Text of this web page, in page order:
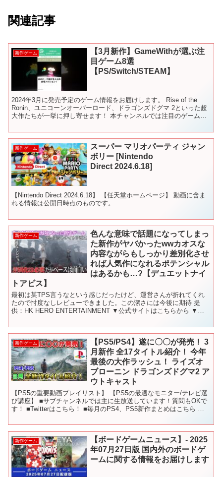
関連記事
新作ゲーム
【3月新作】GameWithが選ぶ注
目ゲーム8選
【PS/Switch/STEAM】
2024年3月に発売予定のゲーム情報をお届けします。 Rise of the
Ronin、ユニコーンオーバーロード、ドラゴンズドグマ 2といった超
大作たちが一挙に押し寄せます！ 本チャンネルでは注目のゲーム情
新作ゲーム
スーパー マリオパーティ ジャン
ボリー [Nintendo
Direct 2024.6.18]
【Nintendo Direct 2024.6.18】 【任天堂ホームページ】 動画に含ま
れる情報は公開日時点のものです。
新作ゲーム
色んな意味で話題になってしまっ
た新作がヤバかったwwカオスな
内容ながらもしっかり差別化させ
れば人気作になれるポテンシャル
はあるかも…?【デュエットナイ
トアビス】
最初は某TPS言うなという感じだったけど、運営さんが折れてくれ
たので忖度なしレビューできました。この潔さには今後に期待 提
供：HK HERO ENTERTAINMENT ▼公式サイトはこちらから ▼公
新作ゲーム
【PS5/PS4】遂に〇〇が発売！ 3
月新作 全17タイトル紹介！ 今年
最後の大作ラッシュ！ ライズオ
ブローニン ドラゴンズドグマ2 ア
ウトキャスト
【PS5の重要動画プレイリスト】 【PS5の最適なモニター/テレビ選
び講座】 ■サブチャンネルでは主に生放送しています！質問もOKで
す！ ■Twitterはこちら！ ■毎月のPS4、PS5新作まとめはこちら 〇
新作ゲーム
【ボードゲームニュース】- 2025
年07月27日版 国内外のボードゲ
ームに関する情報をお届けします